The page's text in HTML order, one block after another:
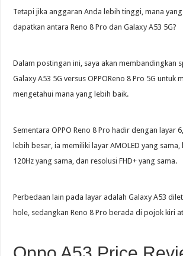
Tetapi jika anggaran Anda lebih tinggi, mana
dapatkan antara Reno 8 Pro dan Galaxy A53 5G?
Dalam postingan ini, saya akan membandingkan
Galaxy A53 5G versus OPPOReno 8 Pro 5G untuk
mengetahui mana yang lebih baik.
Sementara OPPO Reno 8 Pro hadir dengan layar
lebih besar, ia memiliki layar AMOLED yang
120Hz yang sama, dan resolusi FHD+ yang sama.
Perbedaan lain pada layar adalah Galaxy A53
hole, sedangkan Reno 8 Pro berada di pojok kiri